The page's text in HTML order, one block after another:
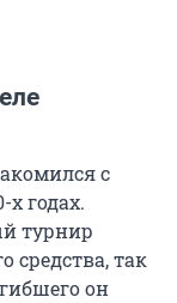
с
годах.
турнир
средства, так
он